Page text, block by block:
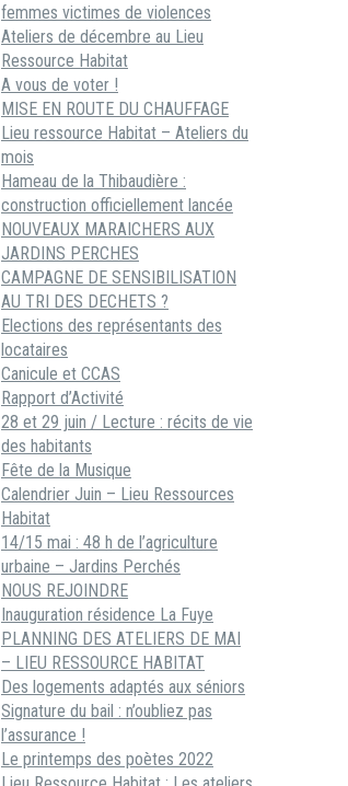
femmes victimes de violences
Ateliers de décembre au Lieu
Ressource Habitat
A vous de voter !
MISE EN ROUTE DU CHAUFFAGE
Lieu ressource Habitat – Ateliers du
mois
Hameau de la Thibaudière :
construction officiellement lancée
NOUVEAUX MARAICHERS AUX
JARDINS PERCHES
CAMPAGNE DE SENSIBILISATION
AU TRI DES DECHETS ?
Elections des représentants des
locataires
Canicule et CCAS
Rapport d’Activité
28 et 29 juin / Lecture : récits de vie
des habitants
Fête de la Musique
Calendrier Juin – Lieu Ressources
Habitat
14/15 mai : 48 h de l’agriculture
urbaine – Jardins Perchés
NOUS REJOINDRE
Inauguration résidence La Fuye
PLANNING DES ATELIERS DE MAI
– LIEU RESSOURCE HABITAT
Des logements adaptés aux séniors
Signature du bail : n’oubliez pas
l’assurance !
Le printemps des poètes 2022